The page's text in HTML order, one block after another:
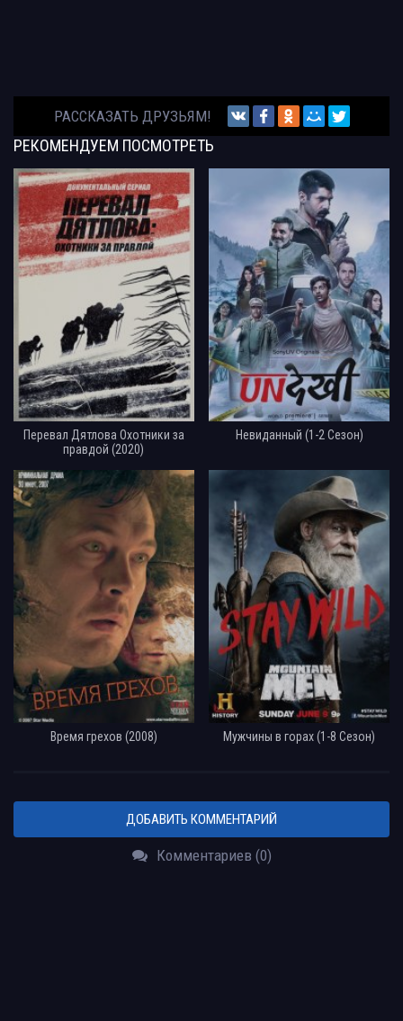
РАССКАЗАТЬ ДРУЗЬЯМ!
РЕКОМЕНДУЕМ ПОСМОТРЕТЬ
Перевал Дятлова Охотники за
правдой (2020)
Невиданный (1-2 Сезон)
Время грехов (2008) Мужчины в горах (1-8 Сезон)
ДОБАВИТЬ КОММЕНТАРИЙ
Комментариев (0)